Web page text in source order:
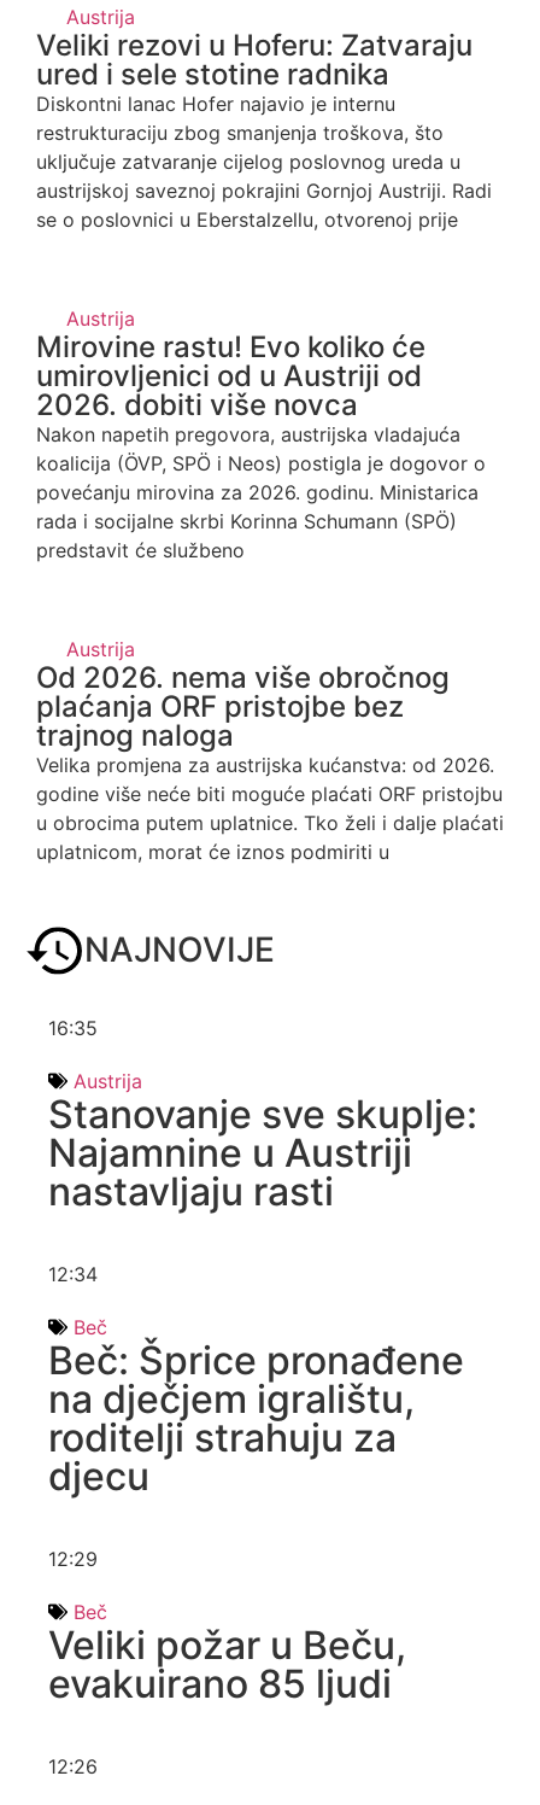
Austrija
Veliki rezovi u Hoferu: Zatvaraju
ured i sele stotine radnika
Diskontni lanac Hofer najavio je internu
restrukturaciju zbog smanjenja troškova, što
uključuje zatvaranje cijelog poslovnog ureda u
austrijskoj saveznoj pokrajini Gornjoj Austriji. Radi
se o poslovnici u Eberstalzellu, otvorenoj prije
Austrija
Mirovine rastu! Evo koliko će
umirovljenici od u Austriji od
2026. dobiti više novca
Nakon napetih pregovora, austrijska vladajuća
koalicija (ÖVP, SPÖ i Neos) postigla je dogovor o
povećanju mirovina za 2026. godinu. Ministarica
rada i socijalne skrbi Korinna Schumann (SPÖ)
predstavit će službeno
Austrija
Od 2026. nema više obročnog
plaćanja ORF pristojbe bez
trajnog naloga
Velika promjena za austrijska kućanstva: od 2026.
godine više neće biti moguće plaćati ORF pristojbu
u obrocima putem uplatnice. Tko želi i dalje plaćati
uplatnicom, morat će iznos podmiriti u
NAJNOVIJE
16:35
Austrija
Stanovanje sve skuplje:
Najamnine u Austriji
nastavljaju rasti
12:34
Beč
Beč: Šprice pronađene
na dječjem igralištu,
roditelji strahuju za
djecu
12:29
Beč
Veliki požar u Beču,
evakuirano 85 ljudi
12:26